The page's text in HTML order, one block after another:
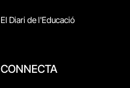
El Diari de l'Educació
CONNECTA